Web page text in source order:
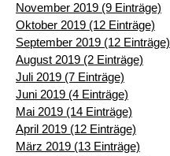
November 2019 (9 Einträge)
Oktober 2019 (12 Einträge)
September 2019 (12 Einträge)
August 2019 (2 Einträge)
Juli 2019 (7 Einträge)
Juni 2019 (4 Einträge)
Mai 2019 (14 Einträge)
April 2019 (12 Einträge)
März 2019 (13 Einträge)